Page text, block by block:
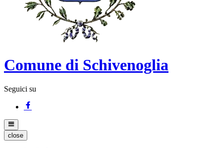
Comune di Schivenoglia
Seguici su
close